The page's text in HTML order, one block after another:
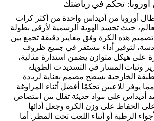
أوروبا: تحكّم في رياضتك
أوروبا من أديداس واحدة من أكثر كرات
حيث تجسد الهوية الرسمية لأرقى بطولة
تصميم هذه الكرة وفق معايير دقيقة تجمع بين
لتوفير أداء مستقر في جميع ظروف
على هيكل متوازن يضمن استدارة مثالية،
وثبات المسار في التسديدات الطويلة
الخارجية بسطح مصمم بعناية لزيادة
يوفر للاعبين تحكمًا أفضل أثناء المراوغة
أديداس على مواد حديثة تقلل من امتصاص
على الحفاظ على وزن الكرة وجعل أدائها
الرطبة أو أثناء اللعب تحت المطر. أما